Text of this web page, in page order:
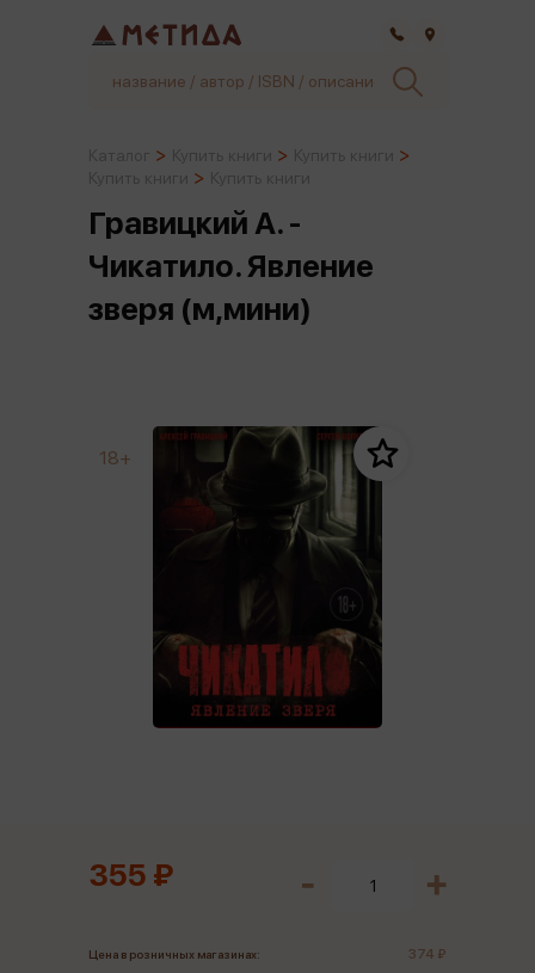
Гравицкий А. -
Чикатило. Явление
зверя (м,мини)
18+
355 ₽
Цена в розничных магазинах: 374 ₽